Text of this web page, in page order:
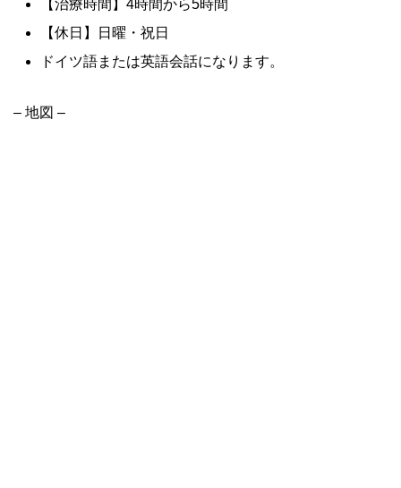
【治療時間】4時間から5時間
【休日】日曜・祝日
ドイツ語または英語会話になります。
– 地図 –